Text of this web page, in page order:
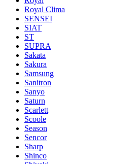
Royal Clima
SENSEI
SIAT
ST
SUPRA
Sakata
Sakura
Samsung
Sanitron
Sanyo
Saturn
Scarlett
Scoole
Season
Sencor
Sharp
Shinco